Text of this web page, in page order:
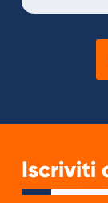
Iscriviti